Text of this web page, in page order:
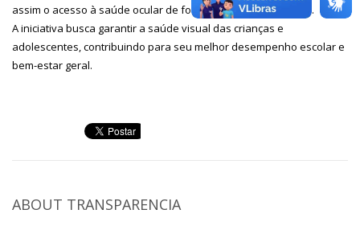
assim o acesso à saúde ocular de forma completa e eficiente.
A iniciativa busca garantir a saúde visual das crianças e
adolescentes, contribuindo para seu melhor desempenho escolar e
bem-estar geral.
ABOUT TRANSPARENCIA